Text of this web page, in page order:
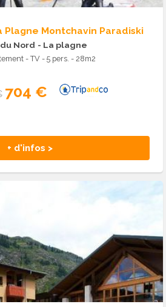
Plagne Montchavin Paradiski
Nord - La plagne
- TV - 5 pers. - 28m2
704 €
+ d'infos >